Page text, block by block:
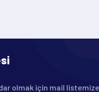
olmak için mail